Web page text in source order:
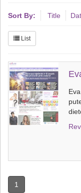
Sort By: Title
List
1